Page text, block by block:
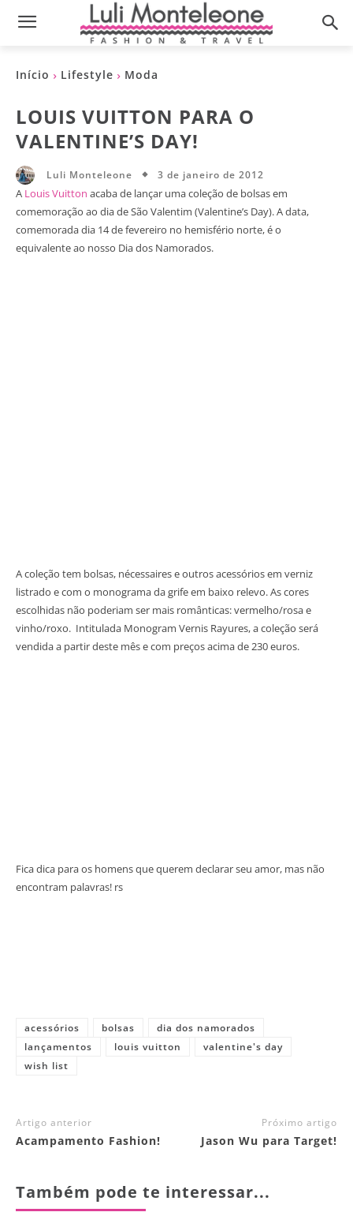
Início Lifestyle Moda
LOUIS VUITTON PARA O
VALENTINE’S DAY!
Luli Monteleone 3 de janeiro de 2012
A Louis Vuitton acaba de lançar uma coleção de bolsas em
comemoração ao dia de São Valentim (Valentine’s Day). A data,
comemorada dia 14 de fevereiro no hemisfério norte, é o
equivalente ao nosso Dia dos Namorados.
A coleção tem bolsas, nécessaires e outros acessórios em verniz
listrado e com o monograma da grife em baixo relevo. As cores
escolhidas não poderiam ser mais românticas: vermelho/rosa e
vinho/roxo. Intitulada Monogram Vernis Rayures, a coleção será
vendida a partir deste mês e com preços acima de 230 euros.
Fica dica para os homens que querem declarar seu amor, mas não
encontram palavras! rs
acessórios bolsas
dia dos namorados
lançamentos
louis vuitton
valentine's day
wish list
Artigo anterior
Acampamento Fashion!
Próximo artigo
Jason Wu para Target!
Também pode te interessar...